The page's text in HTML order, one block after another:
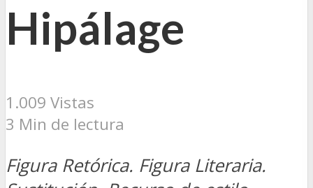
Hipálage
1.009 Vistas
3 Min de lectura
Figura Retórica. Figura Literaria.